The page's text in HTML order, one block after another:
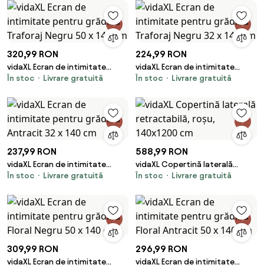
320,99 RON
vidaXL Ecran de intimitate
pentru grădină Traforaj Negru
În stoc Livrare gratuită
224,99 RON
vidaXL Ecran de intimitate
pentru grădină Traforaj Negru
În stoc Livrare gratuită
237,99 RON
vidaXL Ecran de intimitate
pentru grădină Antracit 32 x
În stoc Livrare gratuită
588,99 RON
vidaXL Copertină laterală
retractabilă, roșu, 140x1200 cm
În stoc Livrare gratuită
309,99 RON
vidaXL Ecran de intimitate
296,99 RON
vidaXL Ecran de intimitate